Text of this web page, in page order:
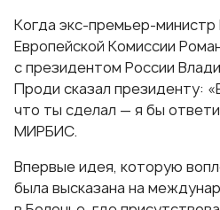
Когда экс-премьер-министр
Европейской Комиссии
с президентом России
Проди сказал президенту:
что ты сделал — я бы
МИРБИС.
Впервые идея, которую
была высказана на